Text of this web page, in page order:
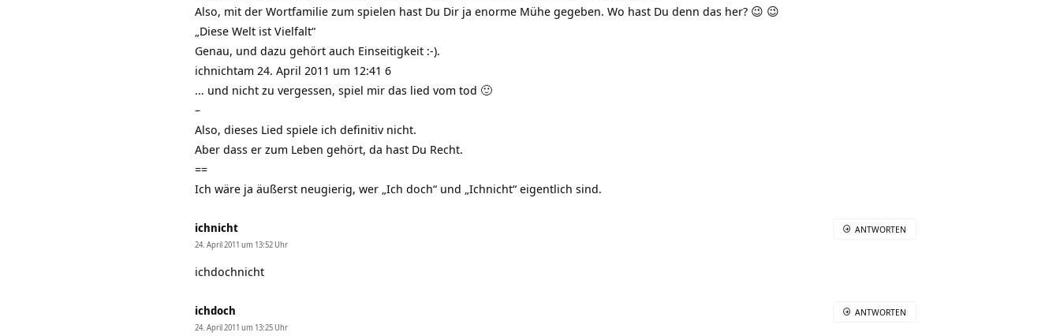
Also, mit der Wortfamilie zum spielen hast Du Dir ja enorme Mühe gegeben. Wo hast Du denn das her? 😉 😉
„Diese Welt ist Vielfalt“
Genau, und dazu gehört auch Einseitigkeit :-).
ichnichtam 24. April 2011 um 12:41 6
… und nicht zu vergessen, spiel mir das lied vom tod 🙂
–
Also, dieses Lied spiele ich definitiv nicht.
Aber dass er zum Leben gehört, da hast Du Recht.
==
Ich wäre ja äußerst neugierig, wer „Ich doch“ und „Ichnicht“ eigentlich sind.
ichnicht
24. April 2011 um 13:52 Uhr
ichdochnicht
ANTWORTEN
ichdoch
24. April 2011 um 13:25 Uhr
ANTWORTEN